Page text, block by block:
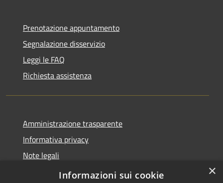
Prenotazione appuntamento
Segnalazione disservizio
Leggi le FAQ
Richiesta assistenza
Amministrazione trasparente
Informativa privacy
Note legali
Dichiarazione di accessibilità
×
Informazioni sui cookie